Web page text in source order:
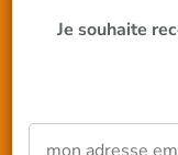
Je souhaite